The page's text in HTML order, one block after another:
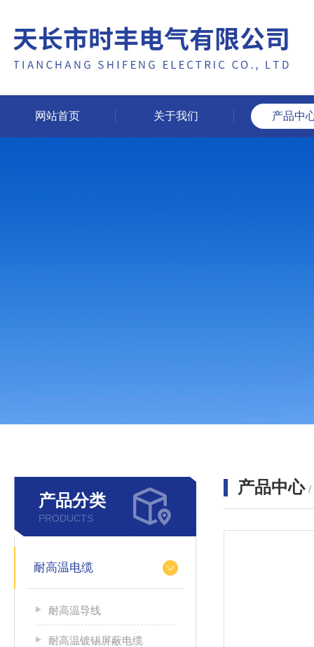
网站首页 关于我们 产品中
产品分类
PRODUCTS
耐高温电缆
耐高温导线
耐高温镀锡屏蔽电缆
产品中心 /